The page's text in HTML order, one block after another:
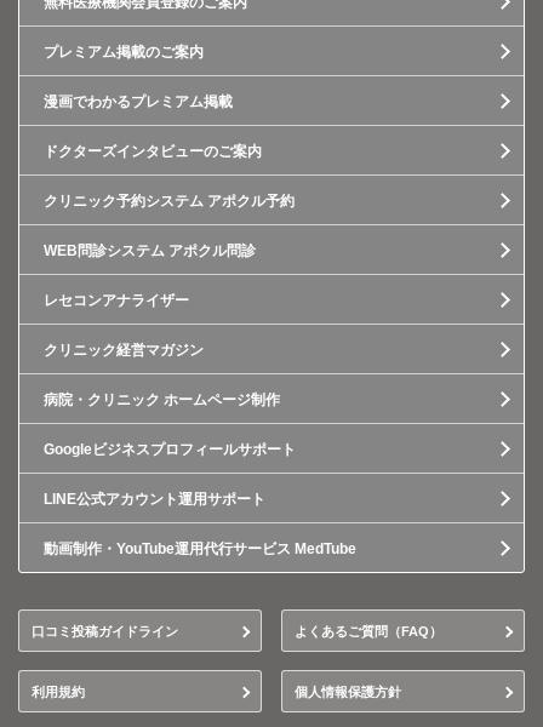
プレミアム掲載のご案内
漫画でわかるプレミアム掲載
ドクターズインタビューのご案内
クリニック予約システム アポクル予約
WEB問診システム アポクル問診
レセコンアナライザー
クリニック経営マガジン
病院・クリニック ホームページ制作
Googleビジネスプロフィールサポート
LINE公式アカウント運用サポート
動画制作・YouTube運用代行サービス MedTube
口コミ投稿ガイドライン よくあるご質問（FAQ）
利用規約 個人情報保護方針